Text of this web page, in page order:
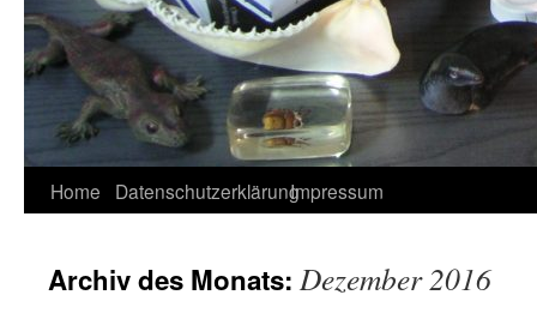
Home DatenschutzerklärungImpressum
Archiv des Monats: Dezember 2016